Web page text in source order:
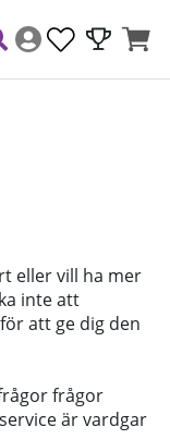
eller vill ha mer
inte att
att ge dig den
frågor
är vardgar